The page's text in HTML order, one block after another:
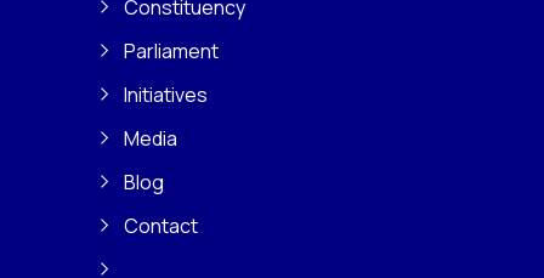
Constituency
Parliament
Initiatives
Media
Blog
Contact